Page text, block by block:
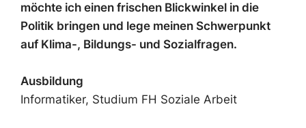
möchte ich einen frischen Blickwinkel in die
Politik bringen und lege meinen Schwerpunkt
auf Klima-, Bildungs- und Sozialfragen.
Ausbildung
Informatiker, Studium FH Soziale Arbeit